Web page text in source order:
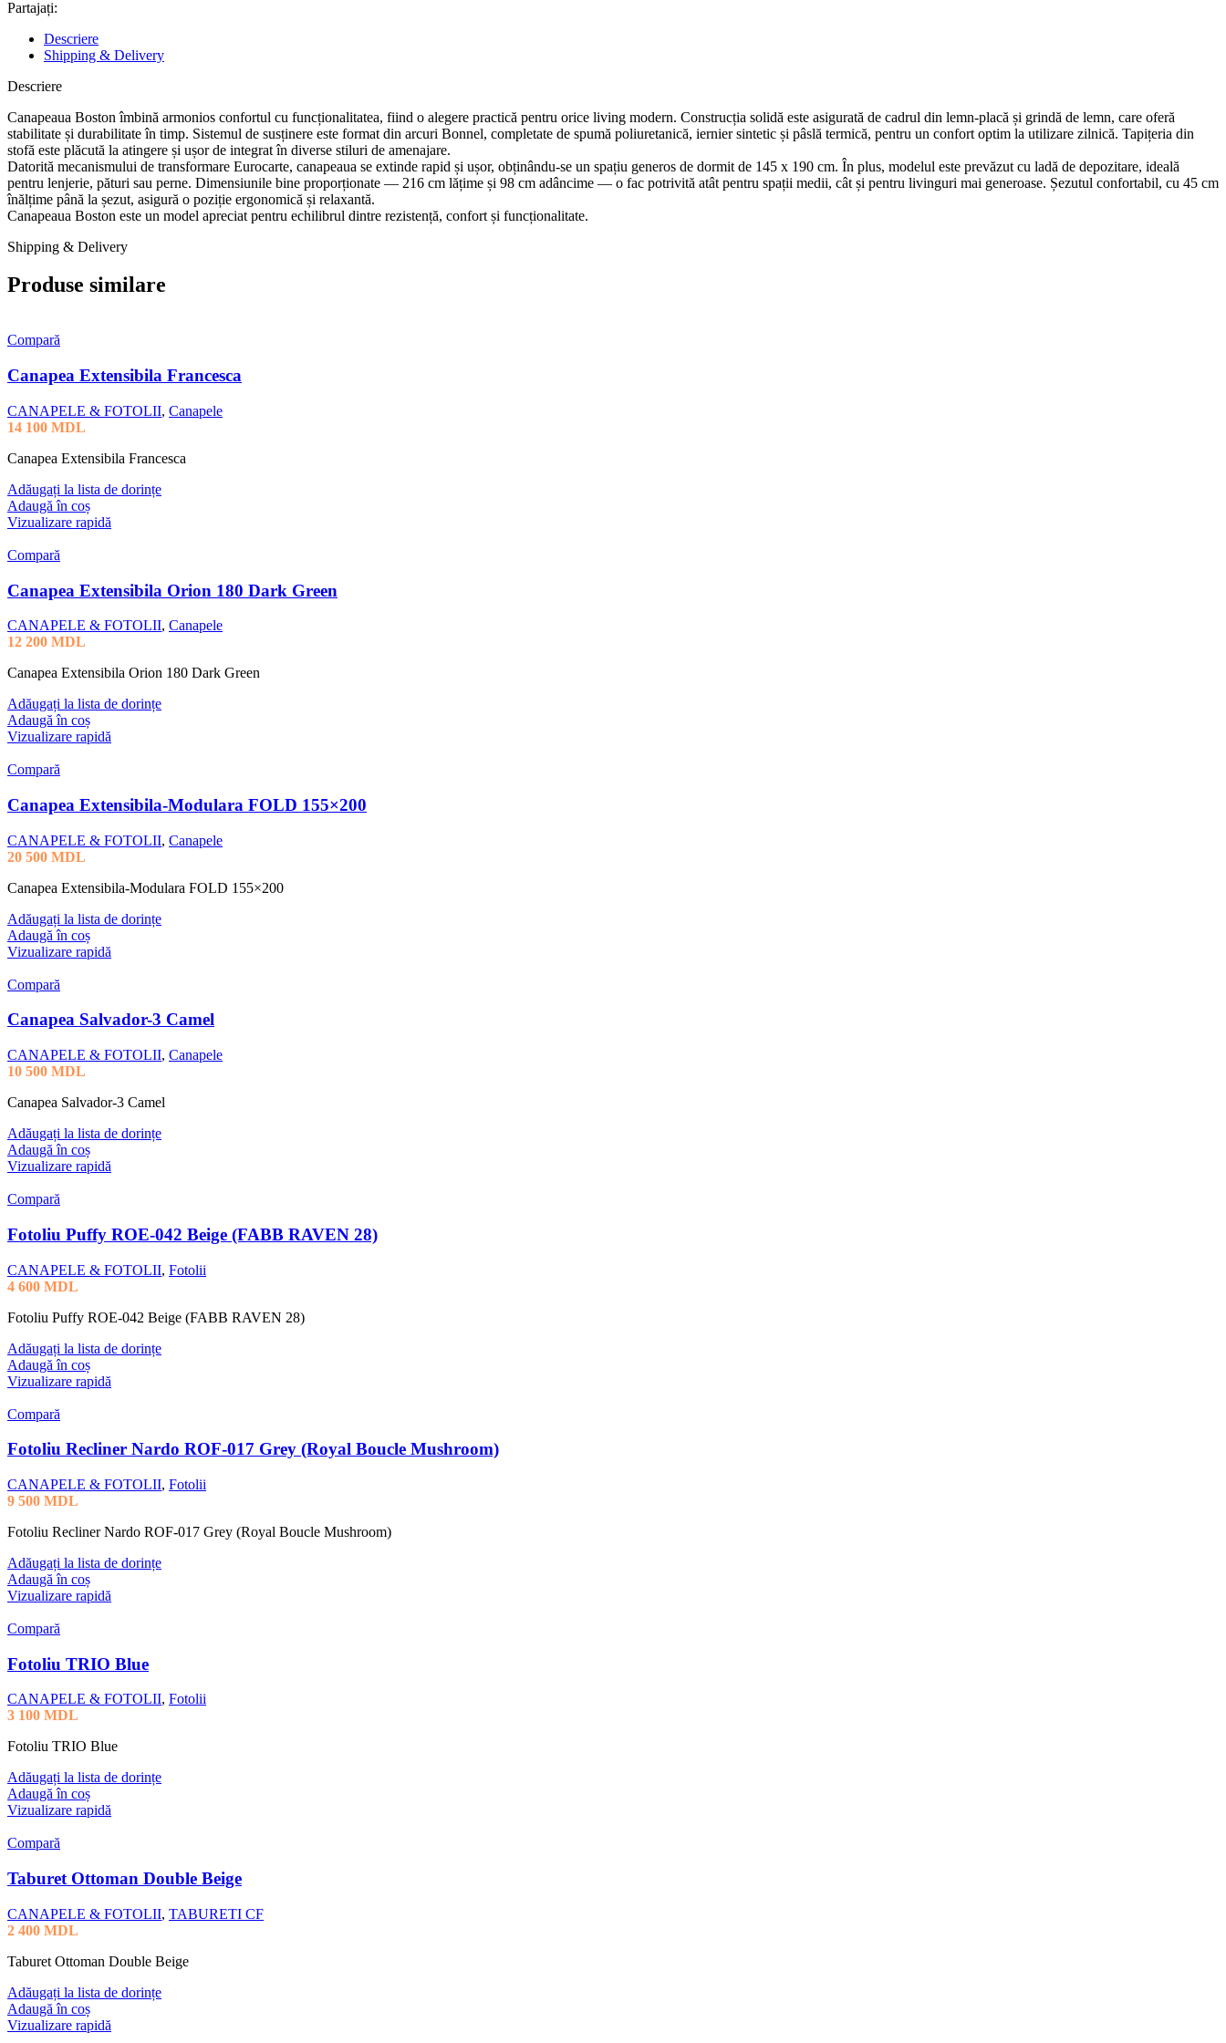
Partajați:
Descriere
Shipping & Delivery
Descriere
Canapeaua Boston îmbină armonios confortul cu funcționalitatea, fiind o alegere practică pentru orice living modern. Construcția solidă este asigurată de cadrul din lemn-placă și grindă de lemn, care oferă
stabilitate și durabilitate în timp. Sistemul de susținere este format din arcuri Bonnel, completate de spumă poliuretanică, iernier sintetic și pâslă termică, pentru un confort optim la utilizare zilnică. Tapițeria din
stofă este plăcută la atingere și ușor de integrat în diverse stiluri de amenajare.
Datorită mecanismului de transformare Eurocarte, canapeaua se extinde rapid și ușor, obținându-se un spațiu generos de dormit de 145 x 190 cm. În plus, modelul este prevăzut cu ladă de depozitare, ideală
pentru lenjerie, pături sau perne. Dimensiunile bine proporționate — 216 cm lățime și 98 cm adâncime — o fac potrivită atât pentru spații medii, cât și pentru livinguri mai generoase. Șezutul confortabil, cu 45 cm
înălțime până la șezut, asigură o poziție ergonomică și relaxantă.
Canapeaua Boston este un model apreciat pentru echilibrul dintre rezistență, confort și funcționalitate.
Shipping & Delivery
Produse similare
Compară
Canapea Extensibila Francesca
CANAPELE & FOTOLII, Canapele
14 100 MDL
Canapea Extensibila Francesca
Adăugați la lista de dorințe
Adaugă în coș
Vizualizare rapidă
Compară
Canapea Extensibila Orion 180 Dark Green
CANAPELE & FOTOLII, Canapele
12 200 MDL
Canapea Extensibila Orion 180 Dark Green
Adăugați la lista de dorințe
Adaugă în coș
Vizualizare rapidă
Compară
Canapea Extensibila-Modulara FOLD 155×200
CANAPELE & FOTOLII, Canapele
20 500 MDL
Canapea Extensibila-Modulara FOLD 155×200
Adăugați la lista de dorințe
Adaugă în coș
Vizualizare rapidă
Compară
Canapea Salvador-3 Camel
CANAPELE & FOTOLII, Canapele
10 500 MDL
Canapea Salvador-3 Camel
Adăugați la lista de dorințe
Adaugă în coș
Vizualizare rapidă
Compară
Fotoliu Puffy ROE-042 Beige (FABB RAVEN 28)
CANAPELE & FOTOLII, Fotolii
4 600 MDL
Fotoliu Puffy ROE-042 Beige (FABB RAVEN 28)
Adăugați la lista de dorințe
Adaugă în coș
Vizualizare rapidă
Compară
Fotoliu Recliner Nardo ROF-017 Grey (Royal Boucle Mushroom)
CANAPELE & FOTOLII, Fotolii
9 500 MDL
Fotoliu Recliner Nardo ROF-017 Grey (Royal Boucle Mushroom)
Adăugați la lista de dorințe
Adaugă în coș
Vizualizare rapidă
Compară
Fotoliu TRIO Blue
CANAPELE & FOTOLII, Fotolii
3 100 MDL
Fotoliu TRIO Blue
Adăugați la lista de dorințe
Adaugă în coș
Vizualizare rapidă
Compară
Taburet Ottoman Double Beige
CANAPELE & FOTOLII, TABURETI CF
2 400 MDL
Taburet Ottoman Double Beige
Adăugați la lista de dorințe
Adaugă în coș
Vizualizare rapidă